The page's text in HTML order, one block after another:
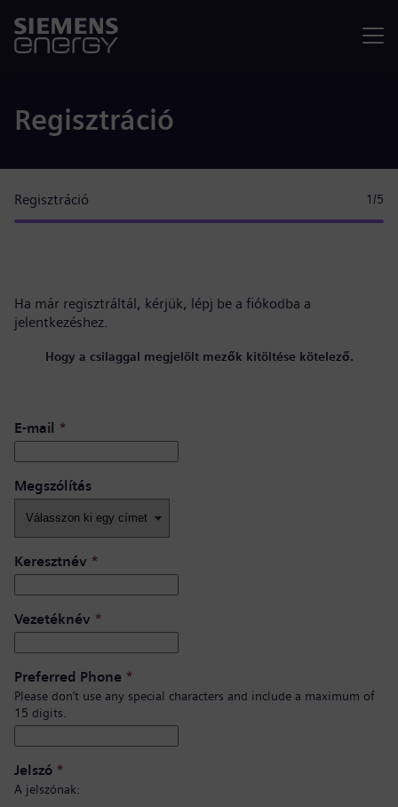
Regisztráció
Regisztráció 1 /5
Ha már regisztráltál, kérjük, lépj be a fiókodba a
jelentkezéshez.
Hogy a csilaggal megjelölt mezők kitöltése kötelező.
E-mail *
Megszólítás
Keresztnév *
Vezetéknév *
Preferred Phone *
Please don’t use any special characters and include a maximum of
15 digits.
Jelszó *
A jelszónak: